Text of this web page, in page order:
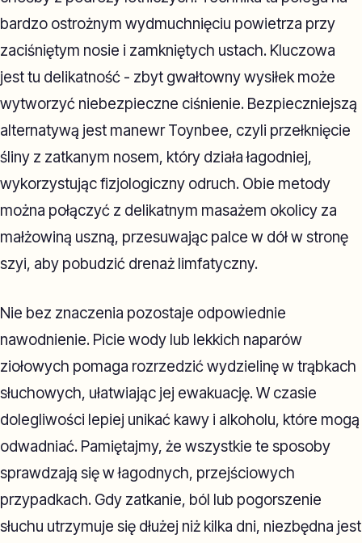
bardzo ostrożnym wydmuchnięciu powietrza przy
zaciśniętym nosie i zamkniętych ustach. Kluczowa
jest tu delikatność - zbyt gwałtowny wysiłek może
wytworzyć niebezpieczne ciśnienie. Bezpieczniejszą
alternatywą jest manewr Toynbee, czyli przełknięcie
śliny z zatkanym nosem, który działa łagodniej,
wykorzystując fizjologiczny odruch. Obie metody
można połączyć z delikatnym masażem okolicy za
małżowiną uszną, przesuwając palce w dół w stronę
szyi, aby pobudzić drenaż limfatyczny.
Nie bez znaczenia pozostaje odpowiednie
nawodnienie. Picie wody lub lekkich naparów
ziołowych pomaga rozrzedzić wydzielinę w trąbkach
słuchowych, ułatwiając jej ewakuację. W czasie
dolegliwości lepiej unikać kawy i alkoholu, które mogą
odwadniać. Pamiętajmy, że wszystkie te sposoby
sprawdzają się w łagodnych, przejściowych
przypadkach. Gdy zatkanie, ból lub pogorszenie
słuchu utrzymuje się dłużej niż kilka dni, niezbędna jest